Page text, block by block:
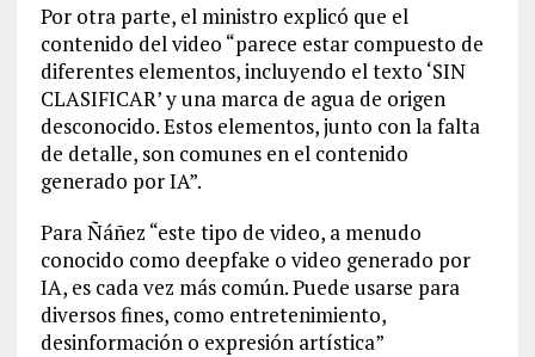
Por otra parte, el ministro explicó que el
contenido del video “parece estar compuesto de
diferentes elementos, incluyendo el texto ‘SIN
CLASIFICAR’ y una marca de agua de origen
desconocido. Estos elementos, junto con la falta
de detalle, son comunes en el contenido
generado por IA”.
Para Ñáñez “este tipo de video, a menudo
conocido como deepfake o video generado por
IA, es cada vez más común. Puede usarse para
diversos fines, como entretenimiento,
desinformación o expresión artística”